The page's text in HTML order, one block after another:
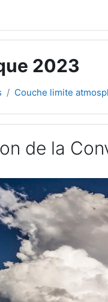
2023
Couche limite
de la